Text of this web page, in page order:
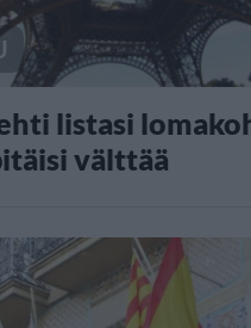
listasi
välttää